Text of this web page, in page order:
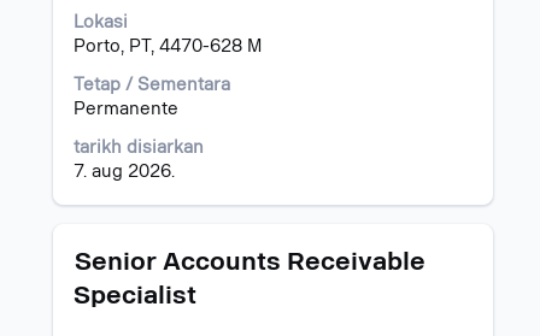
Lokasi
Porto, PT, 4470-628 M
Tetap / Sementara
Permanente
tarikh disiarkan
7. aug 2026.
bar
ruang
melihat
kandungan
bagi
maklumat
kerja.
Jawatan
Senior Accounts Receivable
Specialist
Pilih
bar